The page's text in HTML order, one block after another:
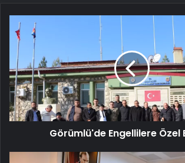
Görümlü'de
Engellilere
Özel
Etkinlik
Görümlü'de Engellilere Özel